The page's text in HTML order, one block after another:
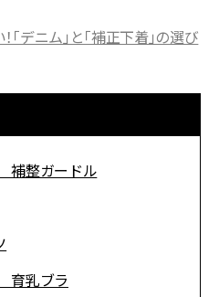
デニム」と「補正下着」の選び
補整ガードル
育乳ブラ